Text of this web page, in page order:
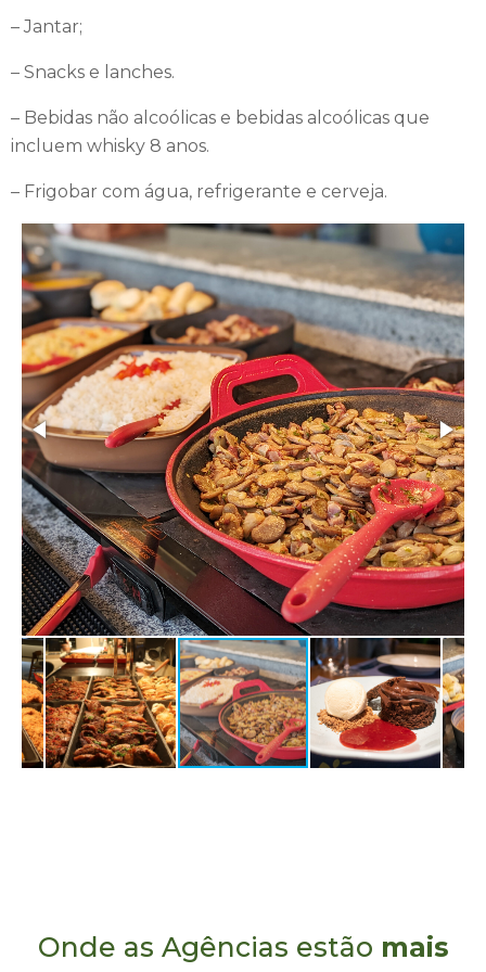
– Jantar;
– Snacks e lanches.
– Bebidas não alcoólicas e bebidas alcoólicas que
incluem whisky 8 anos.
– Frigobar com água, refrigerante e cerveja.
Onde as Agências estão mais